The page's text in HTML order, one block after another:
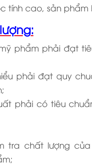
cao, sản phẩm
phẩm phải đạt
phải đạt quy
phải có tiêu
chất lượng của